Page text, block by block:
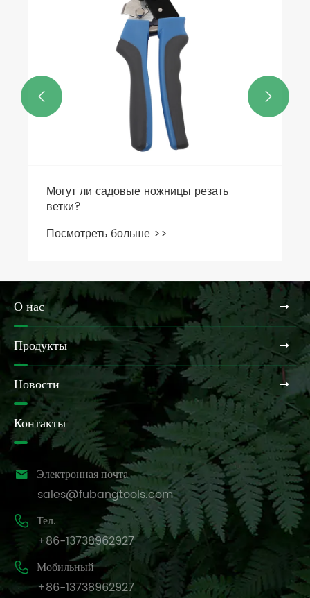
Могут ли садовые ножницы резать
ветки?
Посмотреть больше >>
 
О нас
Продукты
Новости
Контакты
 Электронная почта
sales@fubangtools.com
 Тел.
+86-13738962927
 Мобильный
+86-13738962927